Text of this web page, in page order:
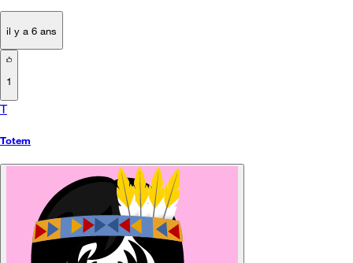
il y a 6 ans
1
T
Totem